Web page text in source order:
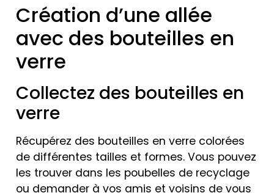
Création d’une allée
avec des bouteilles en
verre
Collectez des bouteilles en
verre
Récupérez des bouteilles en verre colorées
de différentes tailles et formes. Vous pouvez
les trouver dans les poubelles de recyclage
ou demander à vos amis et voisins de vous